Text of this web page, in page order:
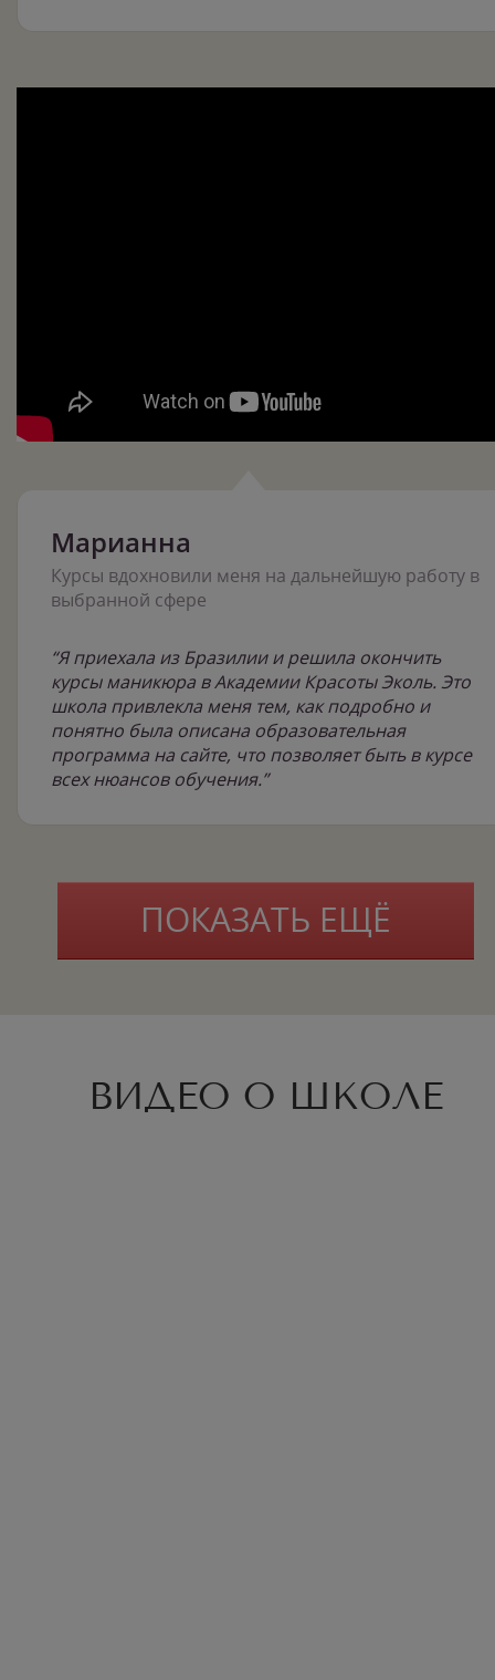
Марианна
Курсы вдохновили меня на дальнейшую работу в
выбранной сфере
“Я приехала из Бразилии и решила окончить
курсы маникюра в Академии Красоты Эколь. Это
школа привлекла меня тем, как подробно и
понятно была описана образовательная
программа на сайте, что позволяет быть в курсе
всех нюансов обучения.”
ПОКАЗАТЬ ЕЩЁ
ВИДЕО О ШКОЛЕ